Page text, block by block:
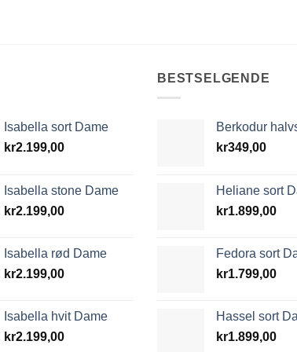
Isabella sort Dame
kr2.199,00
Isabella stone Dame
kr2.199,00
Isabella rød Dame
kr2.199,00
Isabella hvit Dame
kr2.199,00
BESTSELGENDE
Berkodur
kr349,00
Heliane sort
kr1.899,00
Fedora sort
kr1.799,00
Hassel sort
kr1.899,00